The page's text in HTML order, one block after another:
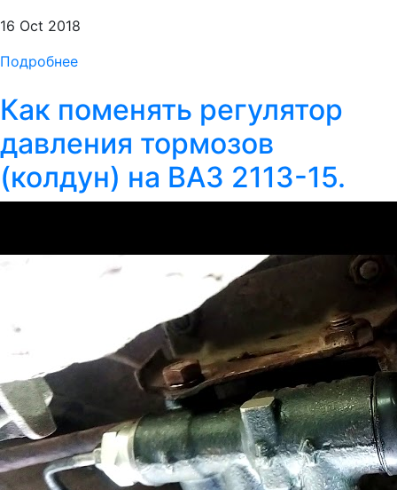
16 Oct 2018
Подробнее
Как поменять регулятор
давления тормозов
(колдун) на ВАЗ 2113-15.